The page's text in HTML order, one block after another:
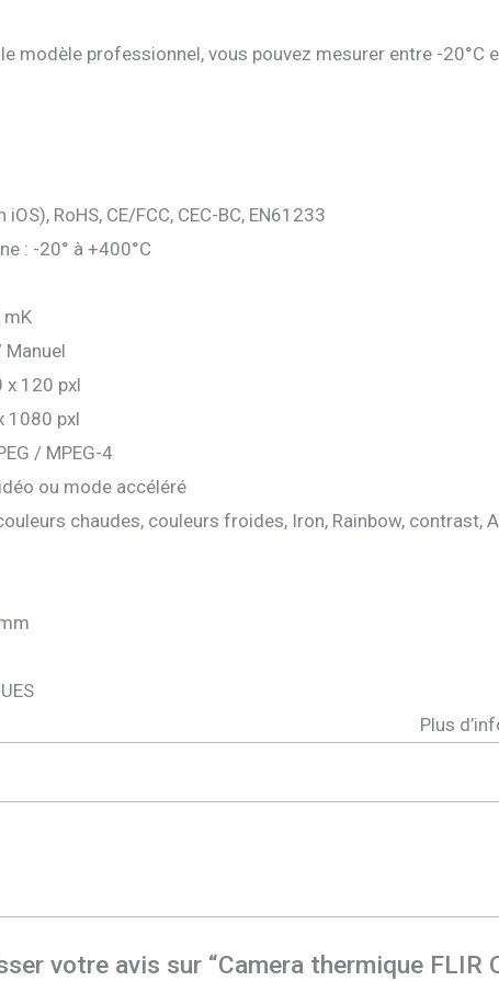
modèle professionnel, vous pouvez mesurer entre -
RoHS, CE/FCC, CEC-BC, EN61233
: -20° à +400°C
mK
x 120 pxl
1080 pxl
/ MPEG-4
ou mode accéléré
chaudes, couleurs froides, Iron, Rainbow, contrast,
Plus
votre avis sur “Camera thermique FLIR